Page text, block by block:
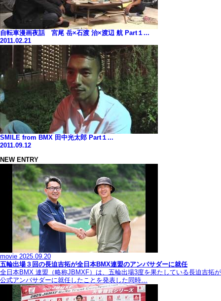
自転車漫画夜話 宮尾 岳×石渡 治×渡辺 航 Part１...
2011.02.21
SMILE from BMX 田中光太郎 Part１...
2011.09.12
NEW ENTRY
movie 2025.09.20
五輪出場３回の長迫吉拓が全日本BMX連盟のアンバサダーに就任
全日本BMX 連盟（略称JBMXF）は、五輪出場3度を果たしている長迫吉拓が
公式アンバサダーに就任したことを発表した同時…